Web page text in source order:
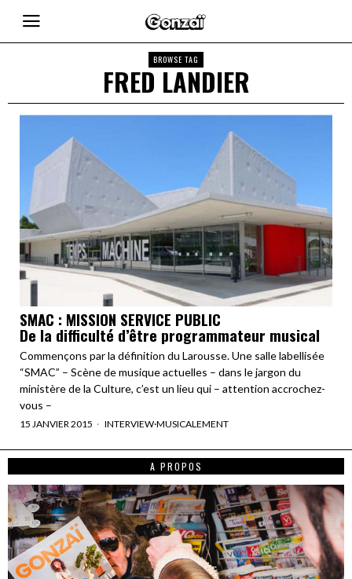
BROWSE TAG
FRED LANDIER
SMAC : MISSION SERVICE PUBLIC
De la difficulté d’être programmateur musical
Commençons par la définition du Larousse. Une salle labellisée
“SMAC” – Scène de musique actuelles – dans le jargon du
ministère de la Culture, c’est un lieu qui – attention accrochez-
vous –
15 JANVIER 2015 INTERVIEW·MUSICALEMENT
A PROPOS